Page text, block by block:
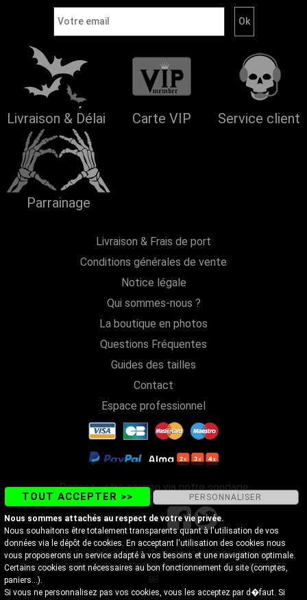
Livraison & Délai Carte VIP Service client
Parrainage
Livraison & Frais de port
Conditions générales de vente
Notice légale
Qui sommes-nous ?
La boutique en photos
Questions Fréquentes
Guides des tailles
Contact
Espace professionnel
Donnez votre opinion via notre sondage
Suivez-nous sur
Copyright@2018 Discobole - Tous droits réservés - Magasin
Discobole 18 Rue Vallon, 74200 Thonon-les-Bains - Tel. 04 50 26 57
88
TOUT ACCEPTER >> PERSONNALISER
Nous sommes attachés au respect de votre vie privée.
Nous souhaitons être totalement transparents quant à l'utilisation de vos
données via le dépôt de cookies. En acceptant l'utilisation des cookies nous
vous proposerons un service adapté à vos besoins et une navigation optimale.
Certains cookies sont nécessaires au bon fonctionnement du site (comptes,
paniers...).
Si vous ne personnalisez pas vos cookies, vous les acceptez par d�faut. Si